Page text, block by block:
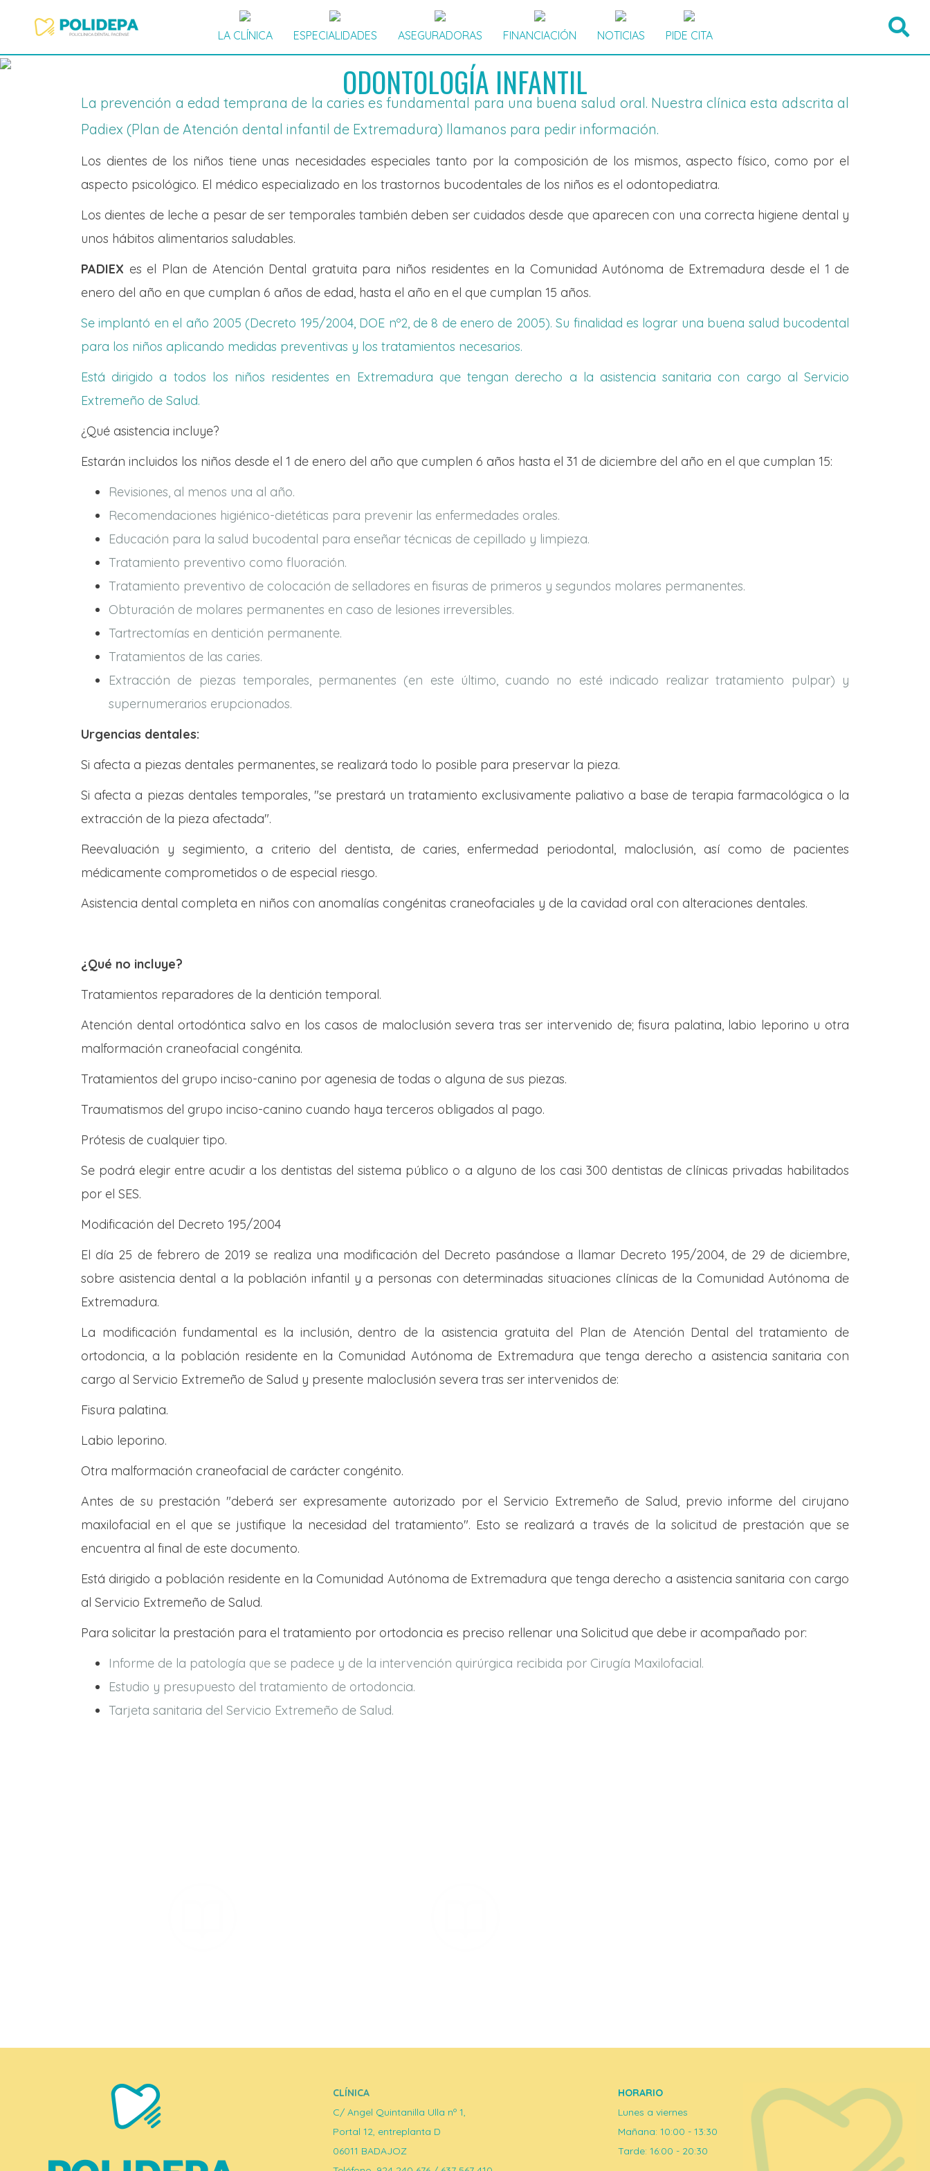
LA CLÍNICA ESPECIALIDADES ASEGURADORAS FINANCIACIÓN NOTICIAS PIDE CITA
ODONTOLOGÍA INFANTIL
La prevención a edad temprana de la caries es fundamental para una buena salud oral. Nuestra clínica esta adscrita al
Padiex (Plan de Atención dental infantil de Extremadura) llamanos para pedir información.
Los dientes de los niños tiene unas necesidades especiales tanto por la composición de los mismos, aspecto físico, como por el
aspecto psicológico. El médico especializado en los trastornos bucodentales de los niños es el odontopediatra.
Los dientes de leche a pesar de ser temporales también deben ser cuidados desde que aparecen con una correcta higiene dental y
unos hábitos alimentarios saludables.
PADIEX es el Plan de Atención Dental gratuita para niños residentes en la Comunidad Autónoma de Extremadura desde el 1 de
enero del año en que cumplan 6 años de edad, hasta el año en el que cumplan 15 años.
Se implantó en el año 2005 (Decreto 195/2004, DOE nº2, de 8 de enero de 2005). Su finalidad es lograr una buena salud bucodental
para los niños aplicando medidas preventivas y los tratamientos necesarios.
Está dirigido a todos los niños residentes en Extremadura que tengan derecho a la asistencia sanitaria con cargo al Servicio
Extremeño de Salud.
¿Qué asistencia incluye?
Estarán incluidos los niños desde el 1 de enero del año que cumplen 6 años hasta el 31 de diciembre del año en el que cumplan 15:
Revisiones, al menos una al año.
Recomendaciones higiénico-dietéticas para prevenir las enfermedades orales.
Educación para la salud bucodental para enseñar técnicas de cepillado y limpieza.
Tratamiento preventivo como fluoración.
Tratamiento preventivo de colocación de selladores en fisuras de primeros y segundos molares permanentes.
Obturación de molares permanentes en caso de lesiones irreversibles.
Tartrectomías en dentición permanente.
Tratamientos de las caries.
Extracción de piezas temporales, permanentes (en este último, cuando no esté indicado realizar tratamiento pulpar) y
supernumerarios erupcionados.
Urgencias dentales:
Si afecta a piezas dentales permanentes, se realizará todo lo posible para preservar la pieza.
Si afecta a piezas dentales temporales, "se prestará un tratamiento exclusivamente paliativo a base de terapia farmacológica o la
extracción de la pieza afectada".
Reevaluación y segimiento, a criterio del dentista, de caries, enfermedad periodontal, maloclusión, así como de pacientes
médicamente comprometidos o de especial riesgo.
Asistencia dental completa en niños con anomalías congénitas craneofaciales y de la cavidad oral con alteraciones dentales.
¿Qué no incluye?
Tratamientos reparadores de la dentición temporal.
Atención dental ortodóntica salvo en los casos de maloclusión severa tras ser intervenido de; fisura palatina, labio leporino u otra
malformación craneofacial congénita.
Tratamientos del grupo inciso-canino por agenesia de todas o alguna de sus piezas.
Traumatismos del grupo inciso-canino cuando haya terceros obligados al pago.
Prótesis de cualquier tipo.
Se podrá elegir entre acudir a los dentistas del sistema público o a alguno de los casi 300 dentistas de clínicas privadas habilitados
por el SES.
Modificación del Decreto 195/2004
El día 25 de febrero de 2019 se realiza una modificación del Decreto pasándose a llamar Decreto 195/2004, de 29 de diciembre,
sobre asistencia dental a la población infantil y a personas con determinadas situaciones clínicas de la Comunidad Autónoma de
Extremadura.
La modificación fundamental es la inclusión, dentro de la asistencia gratuita del Plan de Atención Dental del tratamiento de
ortodoncia, a la población residente en la Comunidad Autónoma de Extremadura que tenga derecho a asistencia sanitaria con
cargo al Servicio Extremeño de Salud y presente maloclusión severa tras ser intervenidos de:
Fisura palatina.
Labio leporino.
Otra malformación craneofacial de carácter congénito.
Antes de su prestación "deberá ser expresamente autorizado por el Servicio Extremeño de Salud, previo informe del cirujano
maxilofacial en el que se justifique la necesidad del tratamiento". Esto se realizará a través de la solicitud de prestación que se
encuentra al final de este documento.
Está dirigido a población residente en la Comunidad Autónoma de Extremadura que tenga derecho a asistencia sanitaria con cargo
al Servicio Extremeño de Salud.
Para solicitar la prestación para el tratamiento por ortodoncia es preciso rellenar una Solicitud que debe ir acompañado por:
Informe de la patología que se padece y de la intervención quirúrgica recibida por Cirugía Maxilofacial.
Estudio y presupuesto del tratamiento de ortodoncia.
Tarjeta sanitaria del Servicio Extremeño de Salud.
CLÍNICA
C/ Angel Quintanilla Ulla nº 1,
Portal 12, entreplanta D
06011 BADAJOZ
HORARIO
Lunes a viernes
Mañana: 10:00 - 13:30
Tarde: 16:00 - 20:30